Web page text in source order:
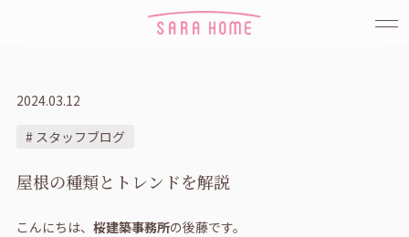
2024.03.12
# スタッフブログ
屋根の種類とトレンドを解説
こんにちは、 桜建築事務所の後藤です。